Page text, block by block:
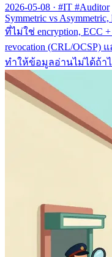
2026-05-08 · #IT #Auditor
Symmetric vs
ที่ไม่ใช่ encryption, ECC +
revocation (CRL/OCSP)
ทำให้ข้อมูลอ่านไม่ได้ถ้า